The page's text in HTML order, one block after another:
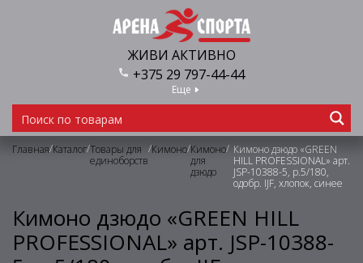
ЖИВИ АКТИВНО
+375 29 797-44-44
Еще
Главная/Каталог/Товары для
единоборств
/Кимоно/Кимоно
для
дзюдо
/ Кимоно дзюдо «GREEN
HILL PROFESSIONAL» арт.
JSP-10388-5, р.5/180,
одобр. IJF, хлопок, синее
Кимоно дзюдо «GREEN HILL
PROFESSIONAL» арт. JSP-10388-